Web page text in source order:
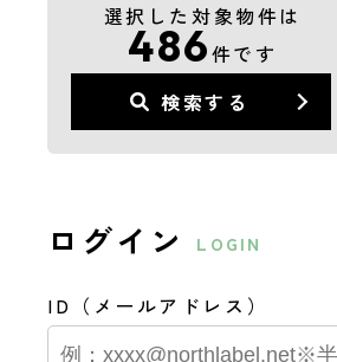
選択した対象物件は
486件です
検索する
ログイン LOGIN
ID（メールアドレス）